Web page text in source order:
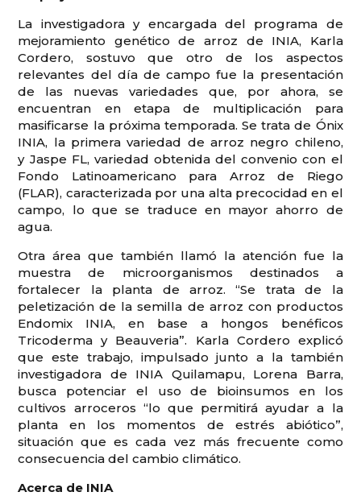
La investigadora y encargada del programa de
mejoramiento genético de arroz de INIA, Karla
Cordero, sostuvo que otro de los aspectos
relevantes del día de campo fue la presentación
de las nuevas variedades que, por ahora, se
encuentran en etapa de multiplicación para
masificarse la próxima temporada. Se trata de Ónix
INIA, la primera variedad de arroz negro chileno,
y Jaspe FL, variedad obtenida del convenio con el
Fondo Latinoamericano para Arroz de Riego
(FLAR), caracterizada por una alta precocidad en el
campo, lo que se traduce en mayor ahorro de
agua.
Otra área que también llamó la atención fue la
muestra de microorganismos destinados a
fortalecer la planta de arroz. “Se trata de la
peletización de la semilla de arroz con productos
Endomix INIA, en base a hongos benéficos
Tricoderma y Beauveria”. Karla Cordero explicó
que este trabajo, impulsado junto a la también
investigadora de INIA Quilamapu, Lorena Barra,
busca potenciar el uso de bioinsumos en los
cultivos arroceros “lo que permitirá ayudar a la
planta en los momentos de estrés abiótico”,
situación que es cada vez más frecuente como
consecuencia del cambio climático.
Acerca de INIA